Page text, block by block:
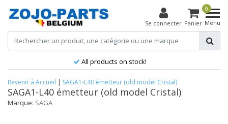
Se connecter
0
Panier Menu
All products on stock!
Revenir à Accueil | SAGA1-L40 émetteur (old model Cristal)
SAGA1-L40 émetteur (old model Cristal)
Marque: SAGA